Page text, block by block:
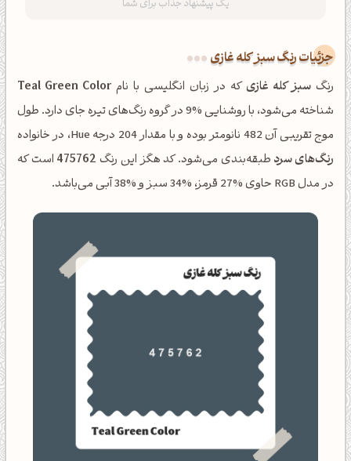
جزئیات رنگ سبز کله غازی
رنگ سبز کله غازیکه در زبان انگلیسی با نامTeal Green Color
شناخته می‌شود، با روشنایی %9 در گروه رنگ‌های تیره جای دارد. طول
موج تقریبی آن 482 نانومتر بوده و با مقدار 204 درجه Hue، در خانواده
رنگ‌های سرد طبقه‌بندی می‌شود. کد هگز این رنگ 475762 است که
در مدل RGB حاوی %27 قرمز، %34 سبز و %38 آبی می‌باشد.